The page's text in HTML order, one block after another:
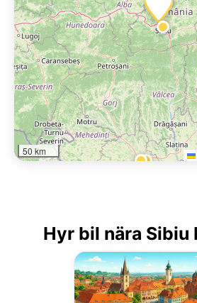
50 km
Hyr bil nära Sibiu